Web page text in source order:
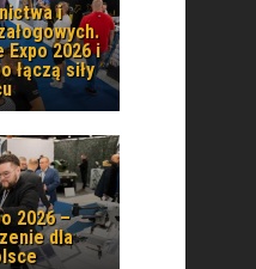
i
Expo 2026 i
łączą siły
2026 –
dla